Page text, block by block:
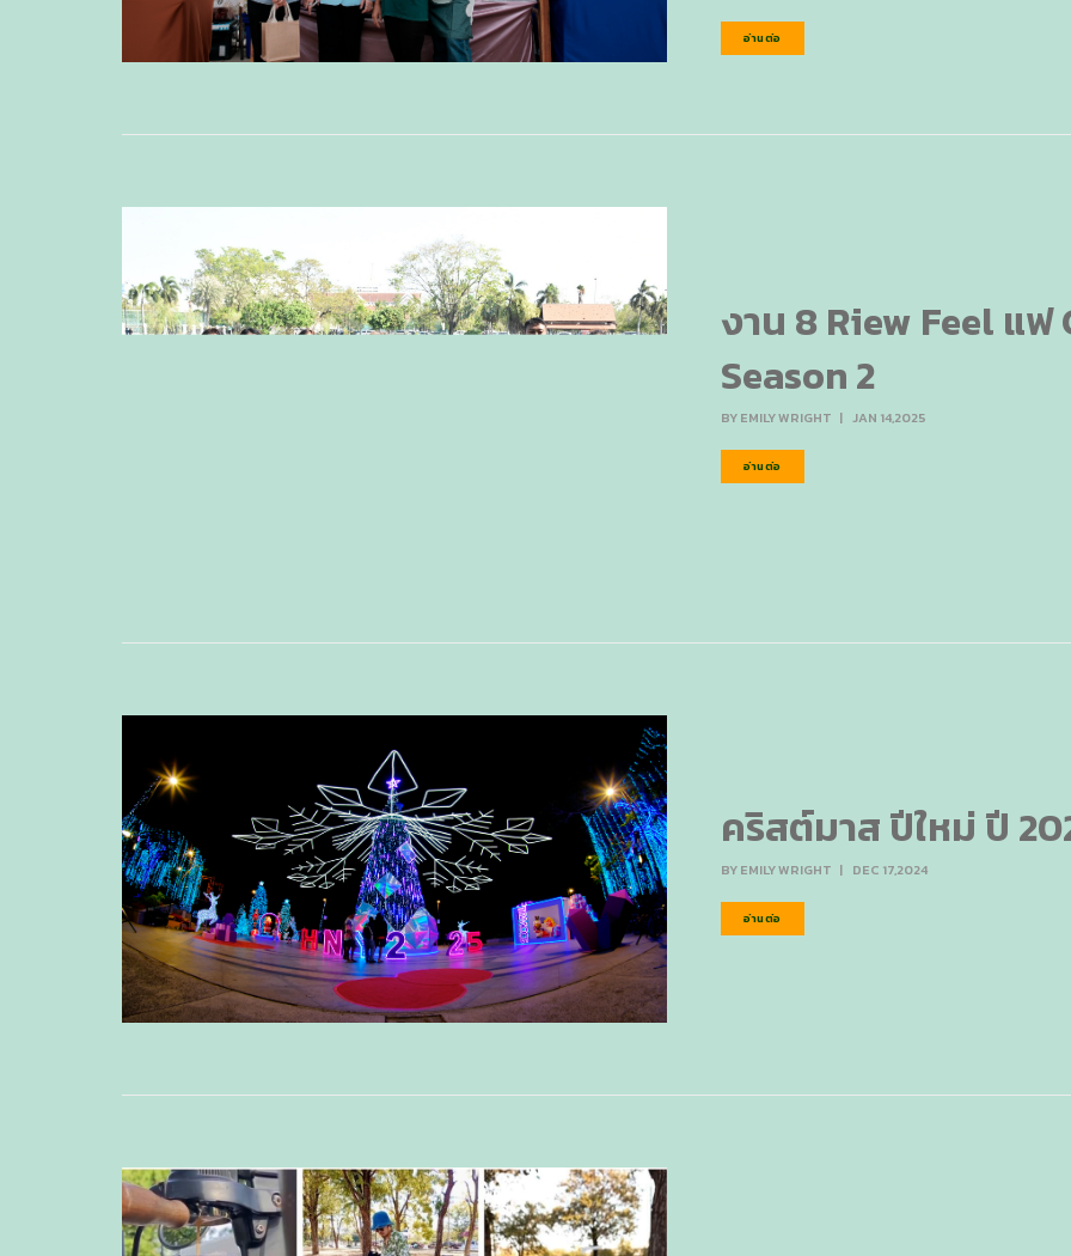
อ่านต่อ
งาน 8 Riew Feel แ
Season 2
BYEMILY WRIGHT | JAN 14,2025
อ่านต่อ
คริสต์มาส ปีใหม่ ปี
BYEMILY WRIGHT | DEC 17,2024
อ่านต่อ